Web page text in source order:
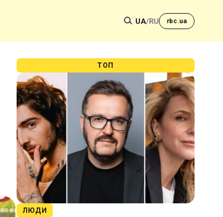
UA/RU rbc.ua
ТОП
ЛЮДИ